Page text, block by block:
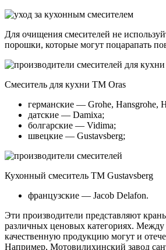
Для очищения смесителей не
порошки, которые могут поцарапать
Смеситель для кухни ТМ Oras
германские — Grohe, Hansgrohe,
датские — Damixa;
болгарские — Vidima;
швецкие — Gustavsberg;
Кухонный смеситель ТМ Gustavsberg
французские — Jacob Delafon.
Эти производители представляют
различных ценовых категориях. Между
качественную продукцию могут и
Например, Мотовилихинский завод